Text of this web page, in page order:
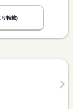
り転載)